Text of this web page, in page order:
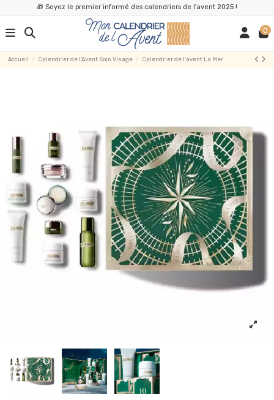
🎁 Soyez le premier informé des calendriers de l'avent 2025 !
0
Accueil Calendrier de l'Avent Soin Visage Calendrier de l'avent La Mer